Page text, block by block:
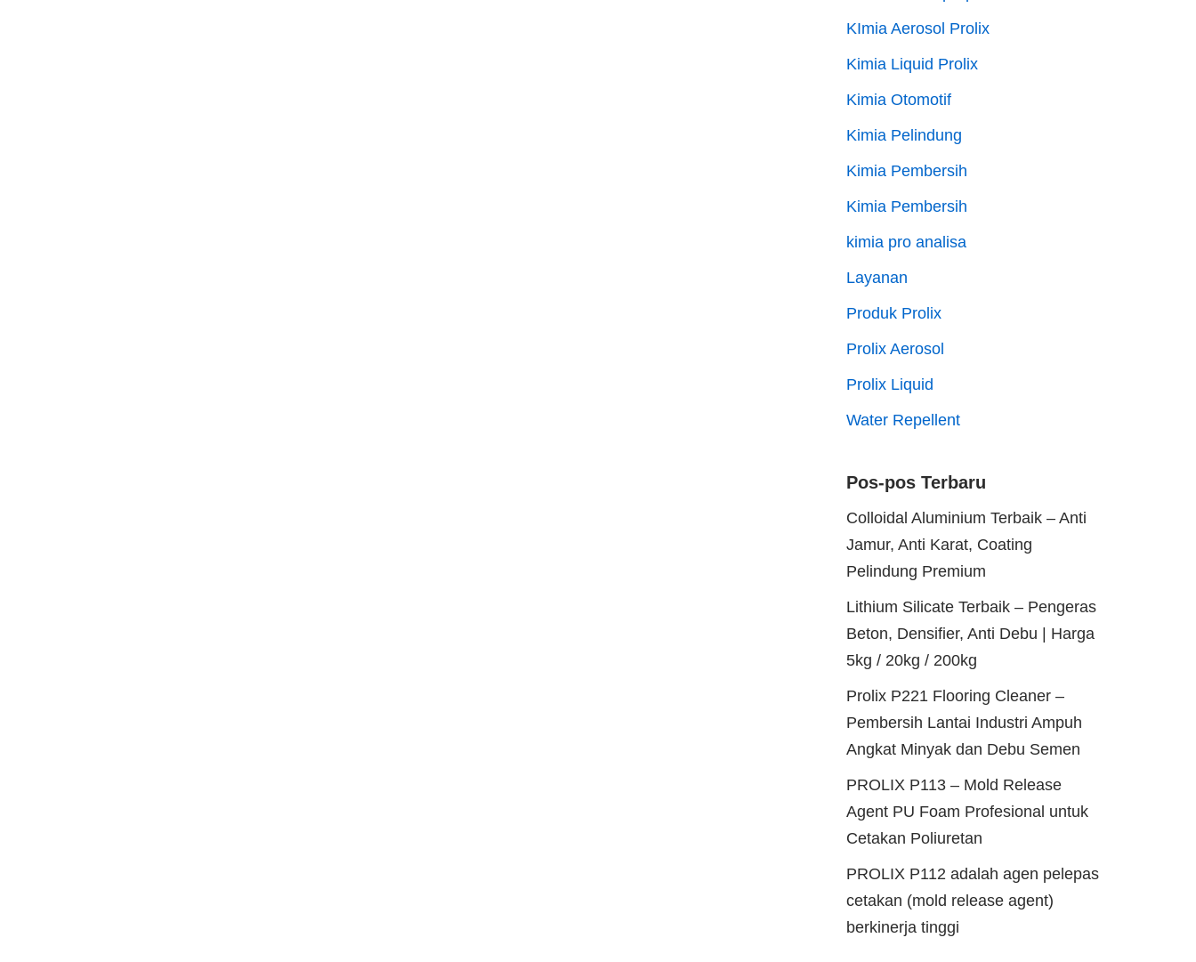
KImia Aerosol Prolix
Kimia Liquid Prolix
Kimia Otomotif
Kimia Pelindung
Kimia Pembersih
Kimia Pembersih
kimia pro analisa
Layanan
Produk Prolix
Prolix Aerosol
Prolix Liquid
Water Repellent
Pos-pos Terbaru
Colloidal Aluminium Terbaik – Anti
Jamur, Anti Karat, Coating
Pelindung Premium
Lithium Silicate Terbaik – Pengeras
Beton, Densifier, Anti Debu | Harga
5kg / 20kg / 200kg
Prolix P221 Flooring Cleaner –
Pembersih Lantai Industri Ampuh
Angkat Minyak dan Debu Semen
PROLIX P113 – Mold Release
Agent PU Foam Profesional untuk
Cetakan Poliuretan
PROLIX P112 adalah agen pelepas
cetakan (mold release agent)
berkinerja tinggi